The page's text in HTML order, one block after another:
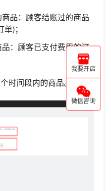
品：顾客结账过的商品
)；
：顾客已支付费用的订
时间段内的商品。
我要开店
微信咨询